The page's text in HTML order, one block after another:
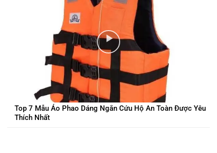
Top 7 Mẫu Áo Phao Dáng Ngắn Cứu Hộ An Toàn Được Yêu
Thích Nhất